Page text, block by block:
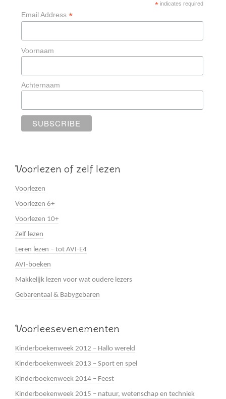
*indicates required
Email Address *
Voornaam
Achternaam
Voorlezen of zelf lezen
Voorlezen
Voorlezen 6+
Voorlezen 10+
Zelf lezen
Leren lezen – tot AVI-E4
AVI-boeken
Makkelijk lezen voor wat oudere lezers
Gebarentaal & Babygebaren
Voorleesevenementen
Kinderboekenweek 2012 – Hallo wereld
Kinderboekenweek 2013 – Sport en spel
Kinderboekenweek 2014 – Feest
Kinderboekenweek 2015 – natuur, wetenschap en techniek